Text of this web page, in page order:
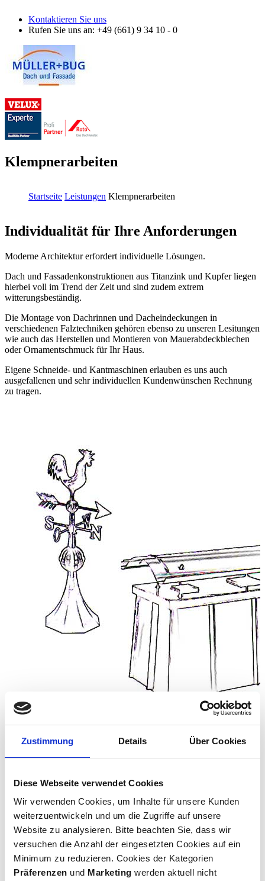
Zustimmung Details Über Cookies
Diese Webseite verwendet Cookies
Wir verwenden Cookies, um Inhalte für unsere Kunden
weiterzuentwickeln und um die Zugriffe auf unsere
Website zu analysieren. Bitte beachten Sie, dass wir
versuchen die Anzahl der eingesetzten Cookies auf ein
Minimum zu reduzieren. Cookies der Kategorien
Präferenzen und Marketing werden aktuell nicht
Kontaktieren Sie uns
Rufen Sie uns an: +49 (661) 9 34 10 - 0
Klempnerarbeiten
Startseite Leistungen Klempnerarbeiten
Individualität für Ihre Anforderungen
Moderne Architektur erfordert individuelle Lösungen.
Dach und Fassadenkonstruktionen aus Titanzink und Kupfer liegen
hierbei voll im Trend der Zeit und sind zudem extrem
witterungsbeständig.
Die Montage von Dachrinnen und Dacheindeckungen in
verschiedenen Falztechniken gehören ebenso zu unseren Lesitungen
wie auch das Herstellen und Montieren von Mauerabdeckblechen
oder Ornamentschmuck für Ihr Haus.
Eigene Schneide- und Kantmaschinen erlauben es uns auch
ausgefallenen und sehr individuellen Kundenwünschen Rechnung
zu tragen.
Schmuck für jedes Dach